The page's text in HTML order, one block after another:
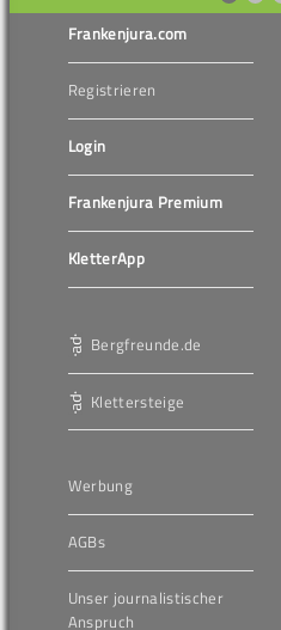
Frankenjura.com
Registrieren
Login
Frankenjura Premium
KletterApp
Bergfreunde.de
Klettersteige
Werbung
AGBs
Unser journalistischer
Anspruch